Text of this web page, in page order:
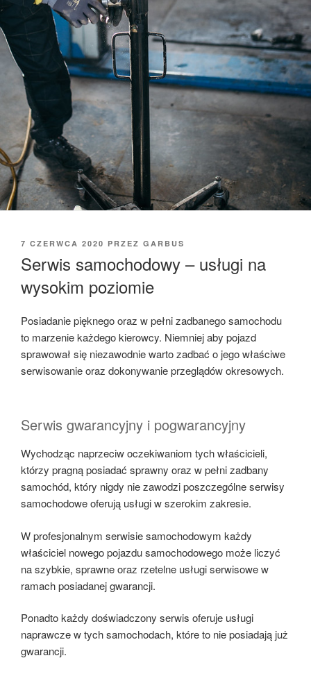
OPUBLIKOWANE
7 CZERWCA 2020 PRZEZ GARBUS
Serwis samochodowy – usługi na
wysokim poziomie
Posiadanie pięknego oraz w pełni zadbanego samochodu
to marzenie każdego kierowcy. Niemniej aby pojazd
sprawował się niezawodnie warto zadbać o jego właściwe
serwisowanie oraz dokonywanie przeglądów okresowych.
Serwis gwarancyjny i pogwarancyjny
Wychodząc naprzeciw oczekiwaniom tych właścicieli,
którzy pragną posiadać sprawny oraz w pełni zadbany
samochód, który nigdy nie zawodzi poszczególne serwisy
samochodowe oferują usługi w szerokim zakresie.
W profesjonalnym serwisie samochodowym każdy
właściciel nowego pojazdu samochodowego może liczyć
na szybkie, sprawne oraz rzetelne usługi serwisowe w
ramach posiadanej gwarancji.
Ponadto każdy doświadczony serwis oferuje usługi
naprawcze w tych samochodach, które to nie posiadają już
gwarancji.